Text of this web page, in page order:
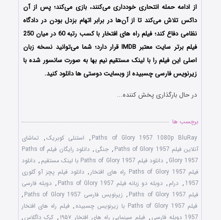
از ادامه حمله انتحاری خودداری می‌کنند، بازی می‌کند؛ پس از آن
داکس تلاش می‌کند تا از آن‌ها در برابر اتهام بزدل بودن در دادگاه
نظامی دفاع کند؛ فیلم راه های افتخار با کسب رتبه 60 در میان 250
فیلم برتر سایت معتبر IMDB قرار دارد؛ شما می‌توانید نسخه زبان
اصلی این فیلم را با لینک مستقیم نیم بها به صورت سانسور شده با
زیرنویس فارسی چسبیده از وبسایت دوستی ها دانلود کنید.
در حال بارگذاری پخش کننده...
برچسب ها
Paths of Glory 1957 1080p BluRay
, استنلی کوبریک, تماشای
آنلاین فیلم Paths of Glory 1957
, جنگی ,
دانلود رایگان فیلم Paths of
Glory 1957
, دانلود فیلم Paths of Glory 1957 با لینک مستقیم , دانلود
فیلم Paths of Glory 1957 راه های افتخار
, دانلود فیلم پچز آو گلوری
1957
, درام , دوبله دو زبانه فیلم Paths of Glory 1957 , دوبله فارسی
فیلم Paths of Glory 1957
, زیرنویس فارسی Paths of Glory 1957
,
فیلم Paths of Glory 1957 با زیرنویس چسبیده
, فیلم راه های افتخار
1957 دوبله فارسی
, فیلم سینمایی راه های افتخار ۱۹۵۷ , کرک داگلاس ,